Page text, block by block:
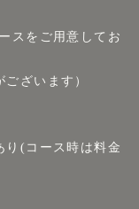
スをご用意してお
ざいます）
(コース時は料金